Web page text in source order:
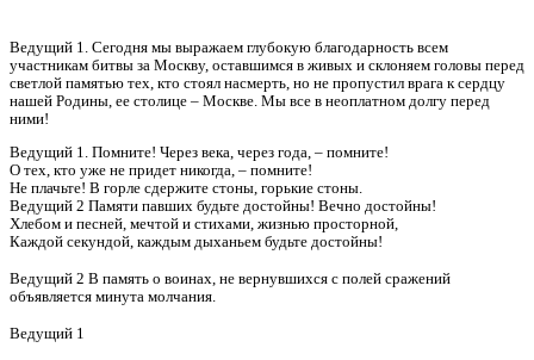
Ведущий 1. Сегодня мы выражаем глубокую благодарность всем
участникам битвы за Москву, оставшимся в живых и склоняем головы перед
светлой памятью тех, кто стоял насмерть, но не пропустил врага к сердцу
нашей Родины, ее столице – Москве. Мы все в неоплатном долгу перед
ними!
Ведущий 1. Помните! Через века, через года, – помните!
О тех, кто уже не придет никогда, – помните!
Не плачьте! В горле сдержите стоны, горькие стоны.
Ведущий 2 Памяти павших будьте достойны! Вечно достойны!
Хлебом и песней, мечтой и стихами, жизнью просторной,
Каждой секундой, каждым дыханьем будьте достойны!
Ведущий 2 В память о воинах, не вернувшихся с полей сражений
объявляется минута молчания.
Ведущий 1